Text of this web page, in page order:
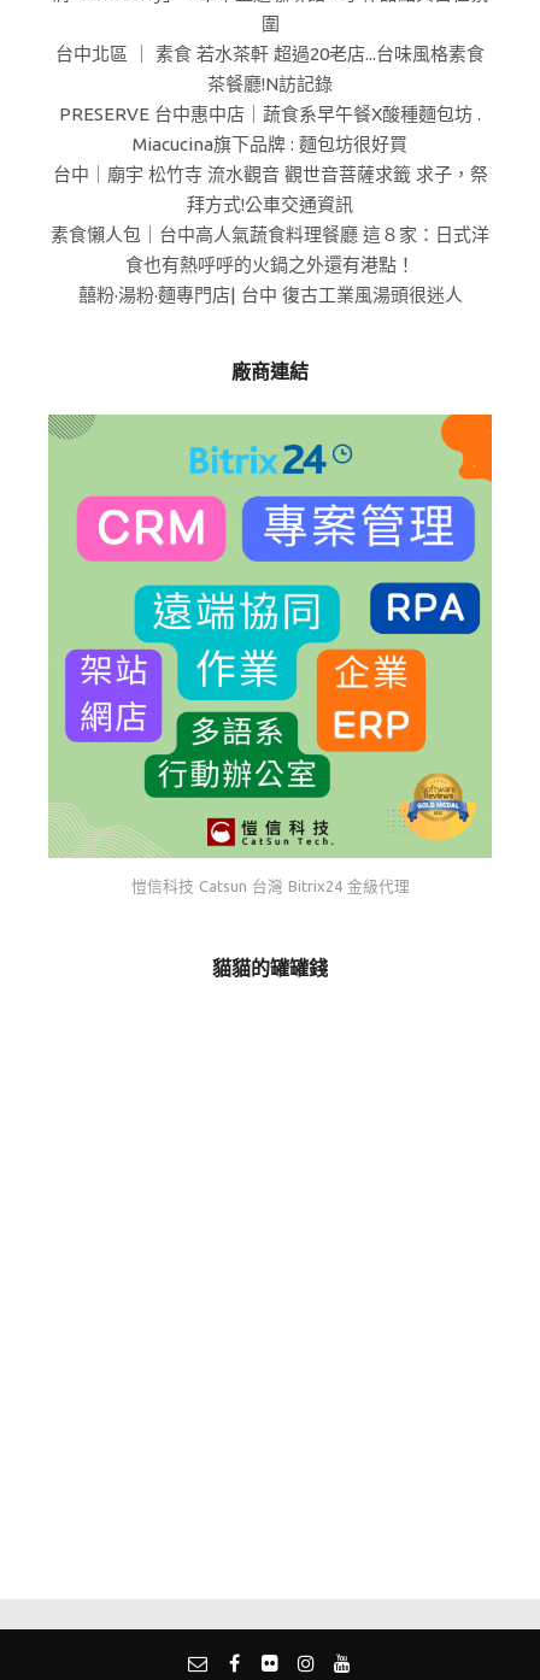
圍
台中北區 ｜ 素食 若水茶軒 超過20老店...台味風格素食
茶餐廳!N訪記錄
PRESERVE 台中惠中店｜蔬食系早午餐X酸種麵包坊 .
Miacucina旗下品牌 : 麵包坊很好買
台中｜廟宇 松竹寺 流水觀音 觀世音菩薩求籤 求子，祭
拜方式!公車交通資訊
素食懶人包｜台中高人氣蔬食料理餐廳 這８家：日式洋
食也有熱呼呼的火鍋之外還有港點！
囍粉·湯粉·麵專門店| 台中 復古工業風湯頭很迷人
廠商連結
愷信科技 Catsun 台灣 Bitrix24 金級代理
貓貓的罐罐錢